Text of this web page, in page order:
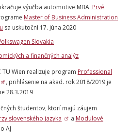
výučba automotive MBA. Prvé
Master of Business Administration
sa uskutoční 17. júna 2020
Slovakia
a finančných analýz
TU Wien realizuje program Professional
, prihlásenie na akad. rok 2018/2019 je
28.3.2019
študentov, ktorí majú záujem
slovenského jazyka a Modulové
AJ